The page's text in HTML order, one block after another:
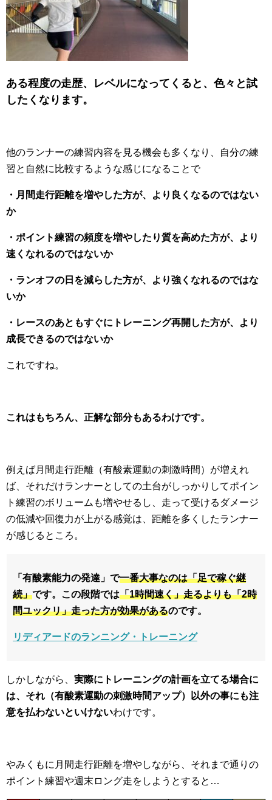
ある程度の走歴、レベルになってくると、色々と試
したくなります。
他のランナーの練習内容を見る機会も多くなり、自分の練
習と自然に比較するような感じになることで
・月間走行距離を増やした方が、より良くなるのではない
か
・ポイント練習の頻度を増やしたり質を高めた方が、より
速くなれるのではないか
・ランオフの日を減らした方が、より強くなれるのではな
いか
・レースのあともすぐにトレーニング再開した方が、より
成長できるのではないか
これですね。
これはもちろん、正解な部分もあるわけです。
例えば月間走行距離（有酸素運動の刺激時間）が増えれ
ば、それだけランナーとしての土台がしっかりしてポイン
ト練習のボリュームも増やせるし、走って受けるダメージ
の低減や回復力が上がる感覚は、距離を多くしたランナー
が感じるところ。
「有酸素能力の発達」で一番大事なのは「足で稼ぐ継
続」です。この段階では「1時間速く」走るよりも「2時
間ユックリ」走った方が効果があるのです。
リディアードのランニング・トレーニング
しかしながら、 実際にトレーニングの計画を立てる場合に
は、それ（有酸素運動の刺激時間アップ）以外の事にも注
意を払わないといけないわけです。
やみくもに月間走行距離を増やしながら、それまで通りの
ポイント練習や週末ロング走をしようとすると…